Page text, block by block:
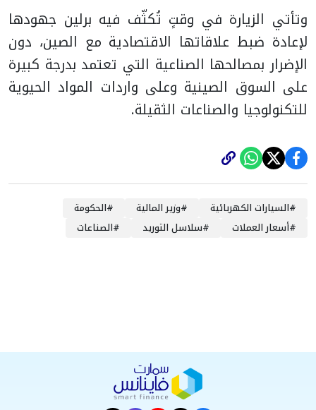
وتأتي الزيارة في وقتٍ تُكثّف فيه برلين جهودها
لإعادة ضبط علاقاتها الاقتصادية مع الصين، دون
الإضرار بمصالحها الصناعية التي تعتمد بدرجة كبيرة
على السوق الصينية وعلى واردات المواد الحيوية
للتكنولوجيا والصناعات الثقيلة.
#السيارات الكهربائية #وزير المالية #الحكومة
#أسعار العملات #سلاسل التوريد #الصناعات